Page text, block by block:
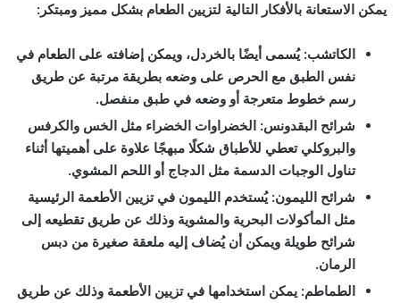
يمكن الاستعانة بالأفكار التالية لتزيين الطعام بشكل مميز ومبتكر:
الكاتشب: يُسمى أيضًا بالخردل، ويمكن إضافته على الطعام في
نفس الطبق مع الحرص على وضعه بطريقة مرتبة عن طريق
رسم خطوط متعرجة أو وضعه في طبق منفصل.
شرائح البقدونس: الخضراوات الخضراء مثل الخس والكرفس
والبروكلي تعطي للأطباق شكلًا مبهجًا علاوة على أهميتها أثناء
تناول الوجبات الدسمة مثل الدجاج أو اللحم المشوي.
شرائح الليمون: يُستخدم الليمون في تزيين الأطعمة الرئيسية
مثل المأكولات البحرية والمشوية وذلك عن طريق تقطيعه إلى
شرائح طويلة ويمكن أن يُضاف إليه ملعقة صغيرة من دبس
الرمان.
الطماطم: يمكن استخدامها في تزيين الأطعمة وذلك عن طريق